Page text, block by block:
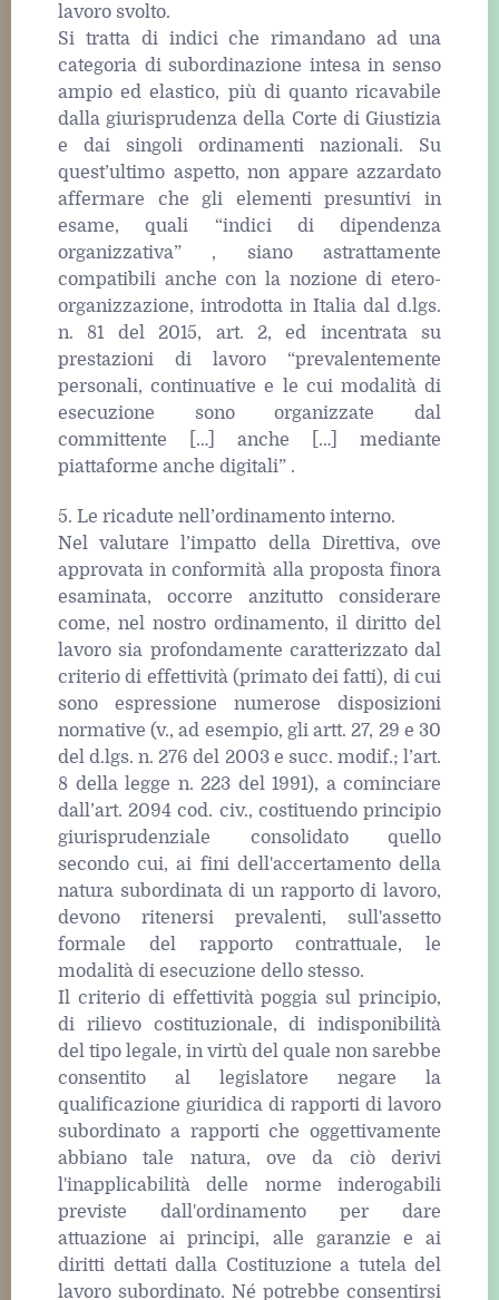
lavoro svolto.
Si tratta di indici che rimandano ad una
categoria di subordinazione intesa in senso
ampio ed elastico, più di quanto ricavabile
dalla giurisprudenza della Corte di Giustizia
e dai singoli ordinamenti nazionali. Su
quest’ultimo aspetto, non appare azzardato
affermare che gli elementi presuntivi in
esame, quali “indici di dipendenza
organizzativa” , siano astrattamente
compatibili anche con la nozione di etero-
organizzazione, introdotta in Italia dal d.lgs.
n. 81 del 2015, art. 2, ed incentrata su
prestazioni di lavoro “prevalentemente
personali, continuative e le cui modalità di
esecuzione sono organizzate dal
committente […] anche […] mediante
piattaforme anche digitali” .
5. Le ricadute nell’ordinamento interno.
Nel valutare l’impatto della Direttiva, ove
approvata in conformità alla proposta finora
esaminata, occorre anzitutto considerare
come, nel nostro ordinamento, il diritto del
lavoro sia profondamente caratterizzato dal
criterio di effettività (primato dei fatti), di cui
sono espressione numerose disposizioni
normative (v., ad esempio, gli artt. 27, 29 e 30
del d.lgs. n. 276 del 2003 e succ. modif.; l’art.
8 della legge n. 223 del 1991), a cominciare
dall’art. 2094 cod. civ., costituendo principio
giurisprudenziale consolidato quello
secondo cui, ai fini dell'accertamento della
natura subordinata di un rapporto di lavoro,
devono ritenersi prevalenti, sull'assetto
formale del rapporto contrattuale, le
modalità di esecuzione dello stesso.
Il criterio di effettività poggia sul principio,
di rilievo costituzionale, di indisponibilità
del tipo legale, in virtù del quale non sarebbe
consentito al legislatore negare la
qualificazione giuridica di rapporti di lavoro
subordinato a rapporti che oggettivamente
abbiano tale natura, ove da ciò derivi
l'inapplicabilità delle norme inderogabili
previste dall'ordinamento per dare
attuazione ai principi, alle garanzie e ai
diritti dettati dalla Costituzione a tutela del
lavoro subordinato. Né potrebbe consentirsi